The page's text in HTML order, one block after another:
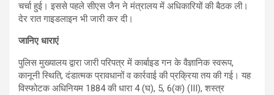
चर्चा हुई। इससे पहले सीएस जैन ने मंत्रालय में अधिकारियों की बैठक ली।
देर रात गाइडलाइन भी जारी कर दी।
जानिए धाराएं
पुलिस मुख्यालय द्वारा जारी परिपत्र में कार्बाइड गन के वैज्ञानिक स्वरूप,
कानूनी स्थिति, दंडात्मक प्रावधानों व कार्रवाई की प्रक्रिया तय की गई। यह
विस्फोटक अधिनियम 1884 की धारा 4 (घ), 5, 6(क) (III), शस्त्र